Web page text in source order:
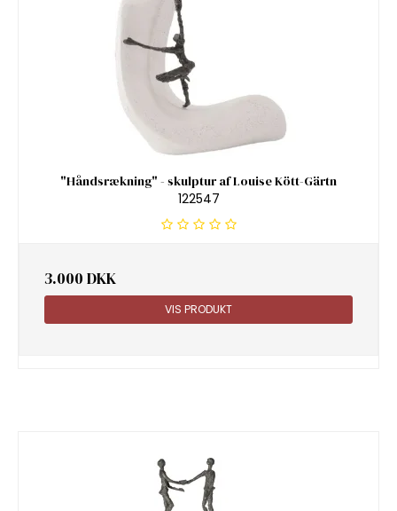
"Håndsrækning" - skulptur af Louise Kött-Gärtn
122547
3.000 DKK
VIS PRODUKT